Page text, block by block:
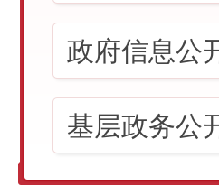
政府信息公
基层政务公